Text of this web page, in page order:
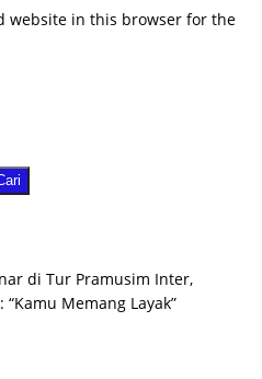
website in this browser for the
di Tur Pramusim Inter,
Memang Layak”